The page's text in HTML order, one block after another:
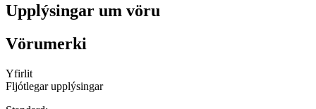
Upplýsingar um vöru
Vörumerki
Yfirlit
Fljótlegar upplýsingar